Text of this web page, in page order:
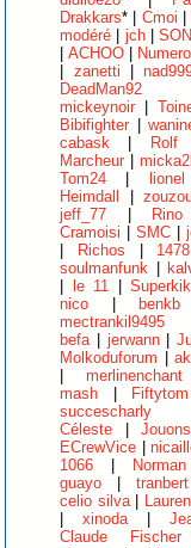
Drakkars* | Cmoi
modéré
jch|
ACHOO|
zanetti |
DeadMan92
mickeynoir
Bibifighter |
cabask
Rolf
Marcheur
Tom24
lionel
Heimdall
|
jeff_77
Rino
Cramoisi
SMC
Richos 1478
soulmanfunk
le 11 |
nico
benkb
mectrankil9495
befa| jerwann|
Molkoduforum
merlinenchant
mash
Fiftytom
succescharly
Céleste |Jouons
ECrewVice |
1066
Norman
guayo
tranbert
celio silva|
|xinoda|
Claude